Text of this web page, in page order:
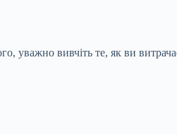
уважно вивчіть те, як ви